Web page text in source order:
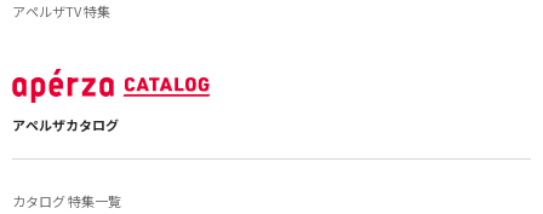
アペルザTV 特集
アペルザカタログ
カタログ 特集一覧